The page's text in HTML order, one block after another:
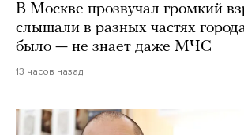
В Москве прозвучал громкий
слышали в разных частях
было — не знает даже МЧС
13 часов назад